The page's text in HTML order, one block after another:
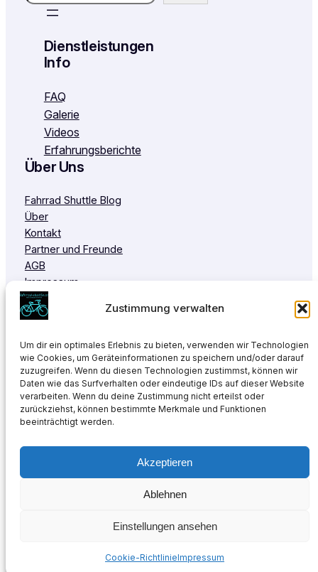
Zustimmung verwalten
Um dir ein optimales Erlebnis zu bieten, verwenden wir Technologien
wie Cookies, um Geräteinformationen zu speichern und/oder darauf
zuzugreifen. Wenn du diesen Technologien zustimmst, können wir
Daten wie das Surfverhalten oder eindeutige IDs auf dieser Website
verarbeiten. Wenn du deine Zustimmung nicht erteilst oder
zurückziehst, können bestimmte Merkmale und Funktionen
beeinträchtigt werden.
Akzeptieren
Ablehnen
Einstellungen ansehen
Cookie-RichtlinieImpressum
Dienstleistungen
Info
FAQ
Galerie
Videos
Erfahrungsberichte
Über Uns
Fahrrad Shuttle Blog
Über
Kontakt
Partner und Freunde
AGB
Impressum
Cookie-Richtlinie (EU)
Datenschutzerklärung
2025Fahrrad-Shuttle.at
YouTube